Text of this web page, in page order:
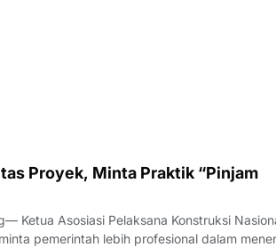
Proyek, Minta Praktik “Pinjam
Ketua Asosiasi Pelaksana Konstruksi
pemerintah lebih profesional dalam